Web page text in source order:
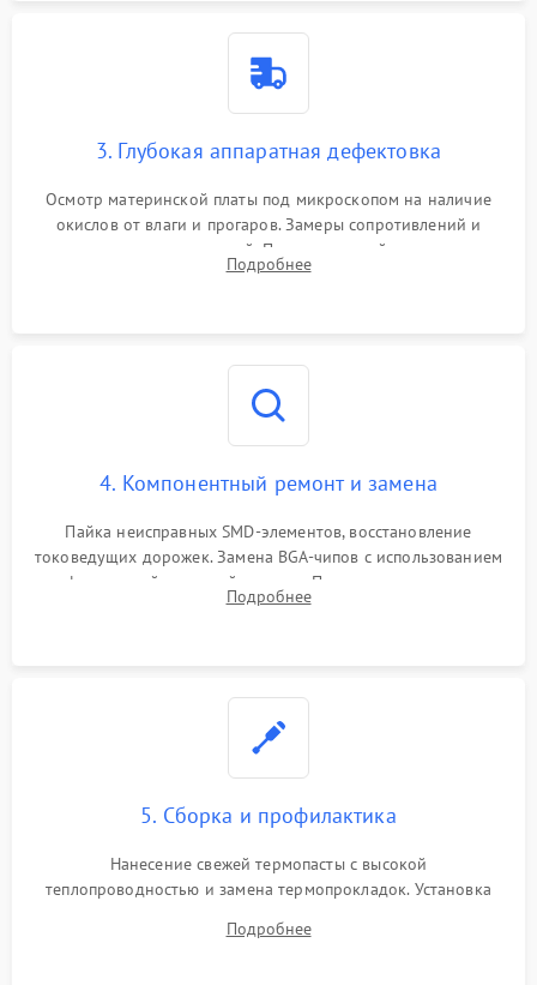
3. Глубокая аппаратная дефектовка
Осмотр материнской платы под микроскопом на наличие
окислов от влаги и прогаров. Замеры сопротивлений и
дежурных напряжений. Проверка цепей питания,
мультиконтроллера, процессора и видеочипа.
Подробнее
4. Компонентный ремонт и замена
Пайка неисправных SMD-элементов, восстановление
токоведущих дорожек. Замена BGA-чипов с использованием
инфракрасной паяльной станции. Прошивка микросхемы
BIOS или замена поврежденных портов USB
Подробнее
5. Сборка и профилактика
Нанесение свежей термопасты с высокой
теплопроводностью и замена термопрокладок. Установка
шлейфов, модулей памяти и накопителей. Предварительная
Подробнее